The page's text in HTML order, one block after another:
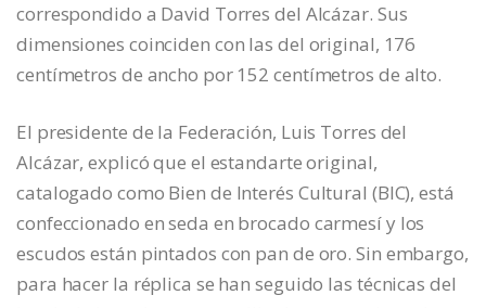
correspondido a David Torres del Alcázar. Sus
dimensiones coinciden con las del original, 176
centímetros de ancho por 152 centímetros de alto.
El presidente de la Federación, Luis Torres del
Alcázar, explicó que el estandarte original,
catalogado como Bien de Interés Cultural (BIC), está
confeccionado en seda en brocado carmesí y los
escudos están pintados con pan de oro. Sin embargo,
para hacer la réplica se han seguido las técnicas del